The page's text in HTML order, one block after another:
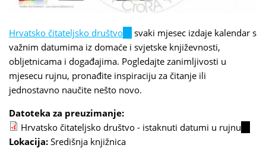
Hrvatsko čitateljsko društvo (link
is
external)
svaki mjesec izdaje kalendar s
važnim datumima iz domaće i svjetske književnosti,
obljetnicama i događajima. Pogledajte zanimljivosti u
mjesecu rujnu, pronađite inspiraciju za čitanje ili
jednostavno naučite nešto novo.
Datoteka za preuzimanje:
Hrvatsko čitateljsko društvo - istaknuti datumi u rujnu
Lokacija: Središnja knjižnica